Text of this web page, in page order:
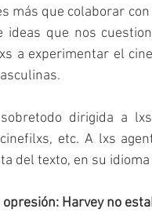
más que colaborar
que nos
a experimentar el
dirigida a
etc. A lxs
del texto, en su
Harvey no